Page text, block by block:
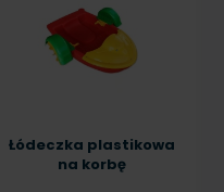
Łódeczka plastikowa
na korbę